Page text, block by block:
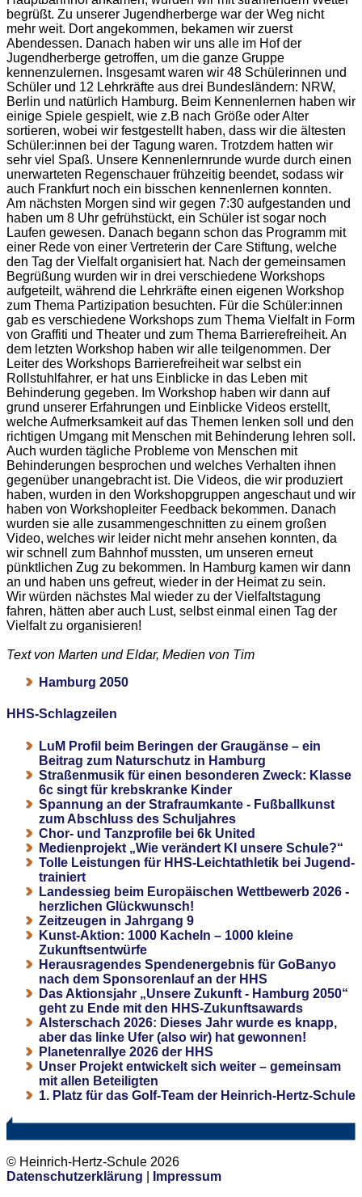
begrüßt. Zu unserer Jugendherberge war der Weg nicht
mehr weit. Dort angekommen, bekamen wir zuerst
Abendessen. Danach haben wir uns alle im Hof der
Jugendherberge getroffen, um die ganze Gruppe
kennenzulernen. Insgesamt waren wir 48 Schülerinnen und
Schüler und 12 Lehrkräfte aus drei Bundesländern: NRW,
Berlin und natürlich Hamburg. Beim Kennenlernen haben wir
einige Spiele gespielt, wie z.B nach Größe oder Alter
sortieren, wobei wir festgestellt haben, dass wir die ältesten
Schüler:innen bei der Tagung waren. Trotzdem hatten wir
sehr viel Spaß. Unsere Kennenlernrunde wurde durch einen
unerwarteten Regenschauer frühzeitig beendet, sodass wir
auch Frankfurt noch ein bisschen kennenlernen konnten.
Am nächsten Morgen sind wir gegen 7:30 aufgestanden und
haben um 8 Uhr gefrühstückt, ein Schüler ist sogar noch
Laufen gewesen. Danach begann schon das Programm mit
einer Rede von einer Vertreterin der Care Stiftung, welche
den Tag der Vielfalt organisiert hat. Nach der gemeinsamen
Begrüßung wurden wir in drei verschiedene Workshops
aufgeteilt, während die Lehrkräfte einen eigenen Workshop
zum Thema Partizipation besuchten. Für die Schüler:innen
gab es verschiedene Workshops zum Thema Vielfalt in Form
von Graffiti und Theater und zum Thema Barrierefreiheit. An
dem letzten Workshop haben wir alle teilgenommen. Der
Leiter des Workshops Barrierefreiheit war selbst ein
Rollstuhlfahrer, er hat uns Einblicke in das Leben mit
Behinderung gegeben. Im Workshop haben wir dann auf
grund unserer Erfahrungen und Einblicke Videos erstellt,
welche Aufmerksamkeit auf das Themen lenken soll und den
richtigen Umgang mit Menschen mit Behinderung lehren soll.
Auch wurden tägliche Probleme von Menschen mit
Behinderungen besprochen und welches Verhalten ihnen
gegenüber unangebracht ist. Die Videos, die wir produziert
haben, wurden in den Workshopgruppen angeschaut und wir
haben von Workshopleiter Feedback bekommen. Danach
wurden sie alle zusammengeschnitten zu einem großen
Video, welches wir leider nicht mehr ansehen konnten, da
wir schnell zum Bahnhof mussten, um unseren erneut
pünktlichen Zug zu bekommen. In Hamburg kamen wir dann
an und haben uns gefreut, wieder in der Heimat zu sein.
Wir würden nächstes Mal wieder zu der Vielfaltstagung
fahren, hätten aber auch Lust, selbst einmal einen Tag der
Vielfalt zu organisieren!
Text von Marten und Eldar, Medien von Tim
Hamburg 2050
HHS-Schlagzeilen
LuM Profil beim Beringen der Graugänse – ein
Beitrag zum Naturschutz in Hamburg
Straßenmusik für einen besonderen Zweck: Klasse
6c singt für krebskranke Kinder
Spannung an der Strafraumkante - Fußballkunst
zum Abschluss des Schuljahres
Chor- und Tanzprofile bei 6k United
Medienprojekt „Wie verändert KI unsere Schule?“
Tolle Leistungen für HHS-Leichtathletik bei Jugend-
trainiert
Landessieg beim Europäischen Wettbewerb 2026 -
herzlichen Glückwunsch!
Zeitzeugen in Jahrgang 9
Kunst-Aktion: 1000 Kacheln – 1000 kleine
Zukunftsentwürfe
Herausragendes Spendenergebnis für GoBanyo
nach dem Sponsorenlauf an der HHS
Das Aktionsjahr „Unsere Zukunft - Hamburg 2050“
geht zu Ende mit den HHS-Zukunftsawards
Alsterschach 2026: Dieses Jahr wurde es knapp,
aber das linke Ufer (also wir) hat gewonnen!
Planetenrallye 2026 der HHS
Unser Projekt entwickelt sich weiter – gemeinsam
mit allen Beteiligten
1. Platz für das Golf-Team der Heinrich-Hertz-Schule
© Heinrich-Hertz-Schule 2026
Datenschutzerklärung
Impressum